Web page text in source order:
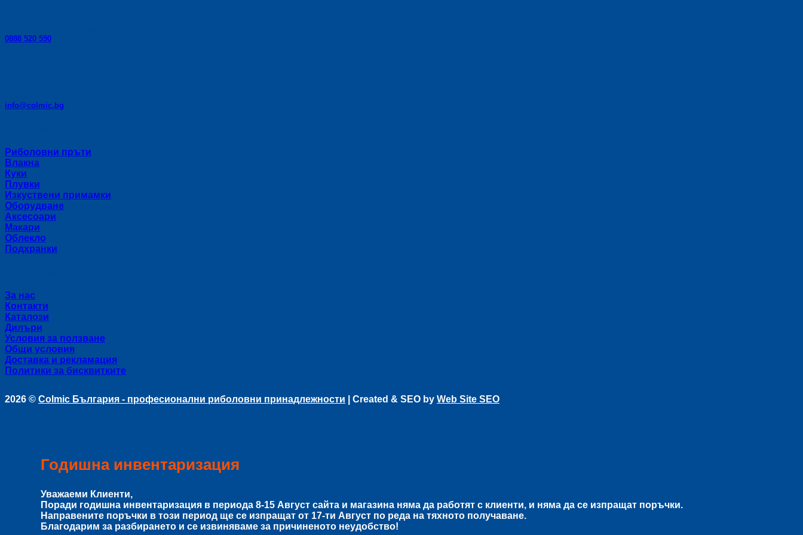
0888 520 590
info@colmic.bg
Риболовни пръти
Влакна
Куки
Плувки
Изкуствени примамки
Оборудване
Аксесоари
Макари
Облекло
Подхранки
За нас
Контакти
Каталози
Дилъри
Условия за ползване
Общи условия
Доставка и рекламация
Политики за бисквитките
2026 © Colmic България - професионални риболовни принадлежности | Created & SEO by Web Site SEO
Годишна инвентаризация
Уважаеми Клиенти,
Поради годишна инвентаризация в периода 8-15 Август сайта и магазина няма да работят с клиенти, и няма да се изпращат поръчки.
Направените поръчки в този период ще се изпращат от 17-ти Август по реда на тяхното получаване.
Благодарим за разбирането и се извиняваме за причиненото неудобство!